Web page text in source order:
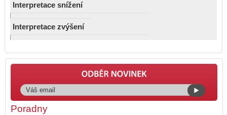
Interpretace snížení
Interpretace zvýšení
Poradny